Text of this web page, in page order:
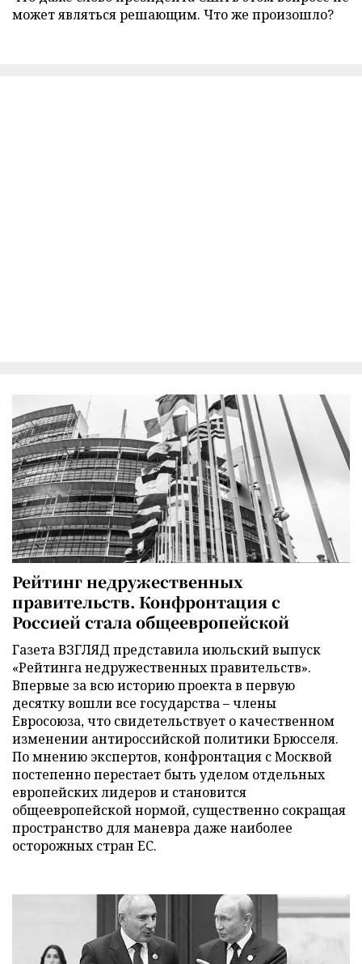
может являться решающим. Что же произошло?
Рейтинг недружественных
правительств. Конфронтация с
Россией стала общеевропейской
Газета ВЗГЛЯД представила июльский выпуск
«Рейтинга недружественных правительств».
Впервые за всю историю проекта в первую
десятку вошли все государства – члены
Евросоюза, что свидетельствует о качественном
изменении антироссийской политики Брюсселя.
По мнению экспертов, конфронтация с Москвой
постепенно перестает быть уделом отдельных
европейских лидеров и становится
общеевропейской нормой, существенно сокращая
пространство для маневра даже наиболее
осторожных стран ЕС.